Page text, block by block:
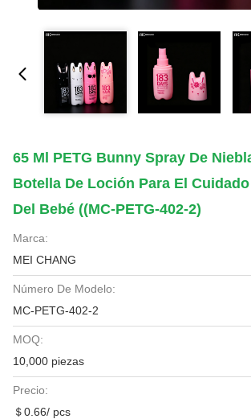
65 Ml PETG Bunny Spray De
Botella De Loción Para El Cuidado
Del Bebé ((MC-PETG-402-2)
Marca:
MEI CHANG
Número De Modelo:
MC-PETG-402-2
MOQ:
10,000 piezas
Precio:
＄0.66/ pcs